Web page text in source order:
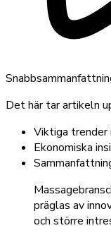
Det här tar artikeln
Viktiga trender
Ekonomiska
präglas av
och större